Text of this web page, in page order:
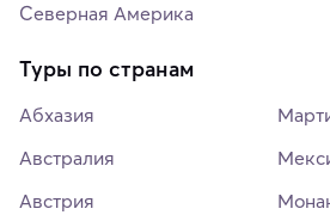
Северная Америка
Туры по странам
Абхазия
Австралия
Австрия